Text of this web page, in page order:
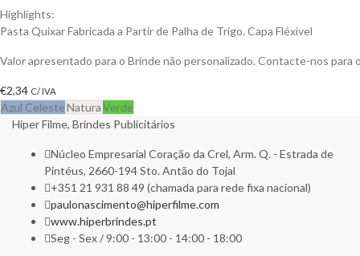
Highlights:
Pasta Quixar Fabricada a Partir de Palha de Trigo. Capa Fléxivel
Valor apresentado para o Brinde não personalizado. Contacte-nos
€2,34 C/ IVA
Azul CelesteNaturaVerde
Hiper Filme, Brindes Publicitários
Núcleo Empresarial Coração da Crel, Arm. Q. - Estrada de
Pintéus, 2660-194 Sto. Antão do Tojal
+351 21 931 88 49 (chamada para rede fixa nacional)
paulonascimento@hiperfilme.com
www.hiperbrindes.pt
Seg - Sex / 9:00 - 13:00 - 14:00 - 18:00